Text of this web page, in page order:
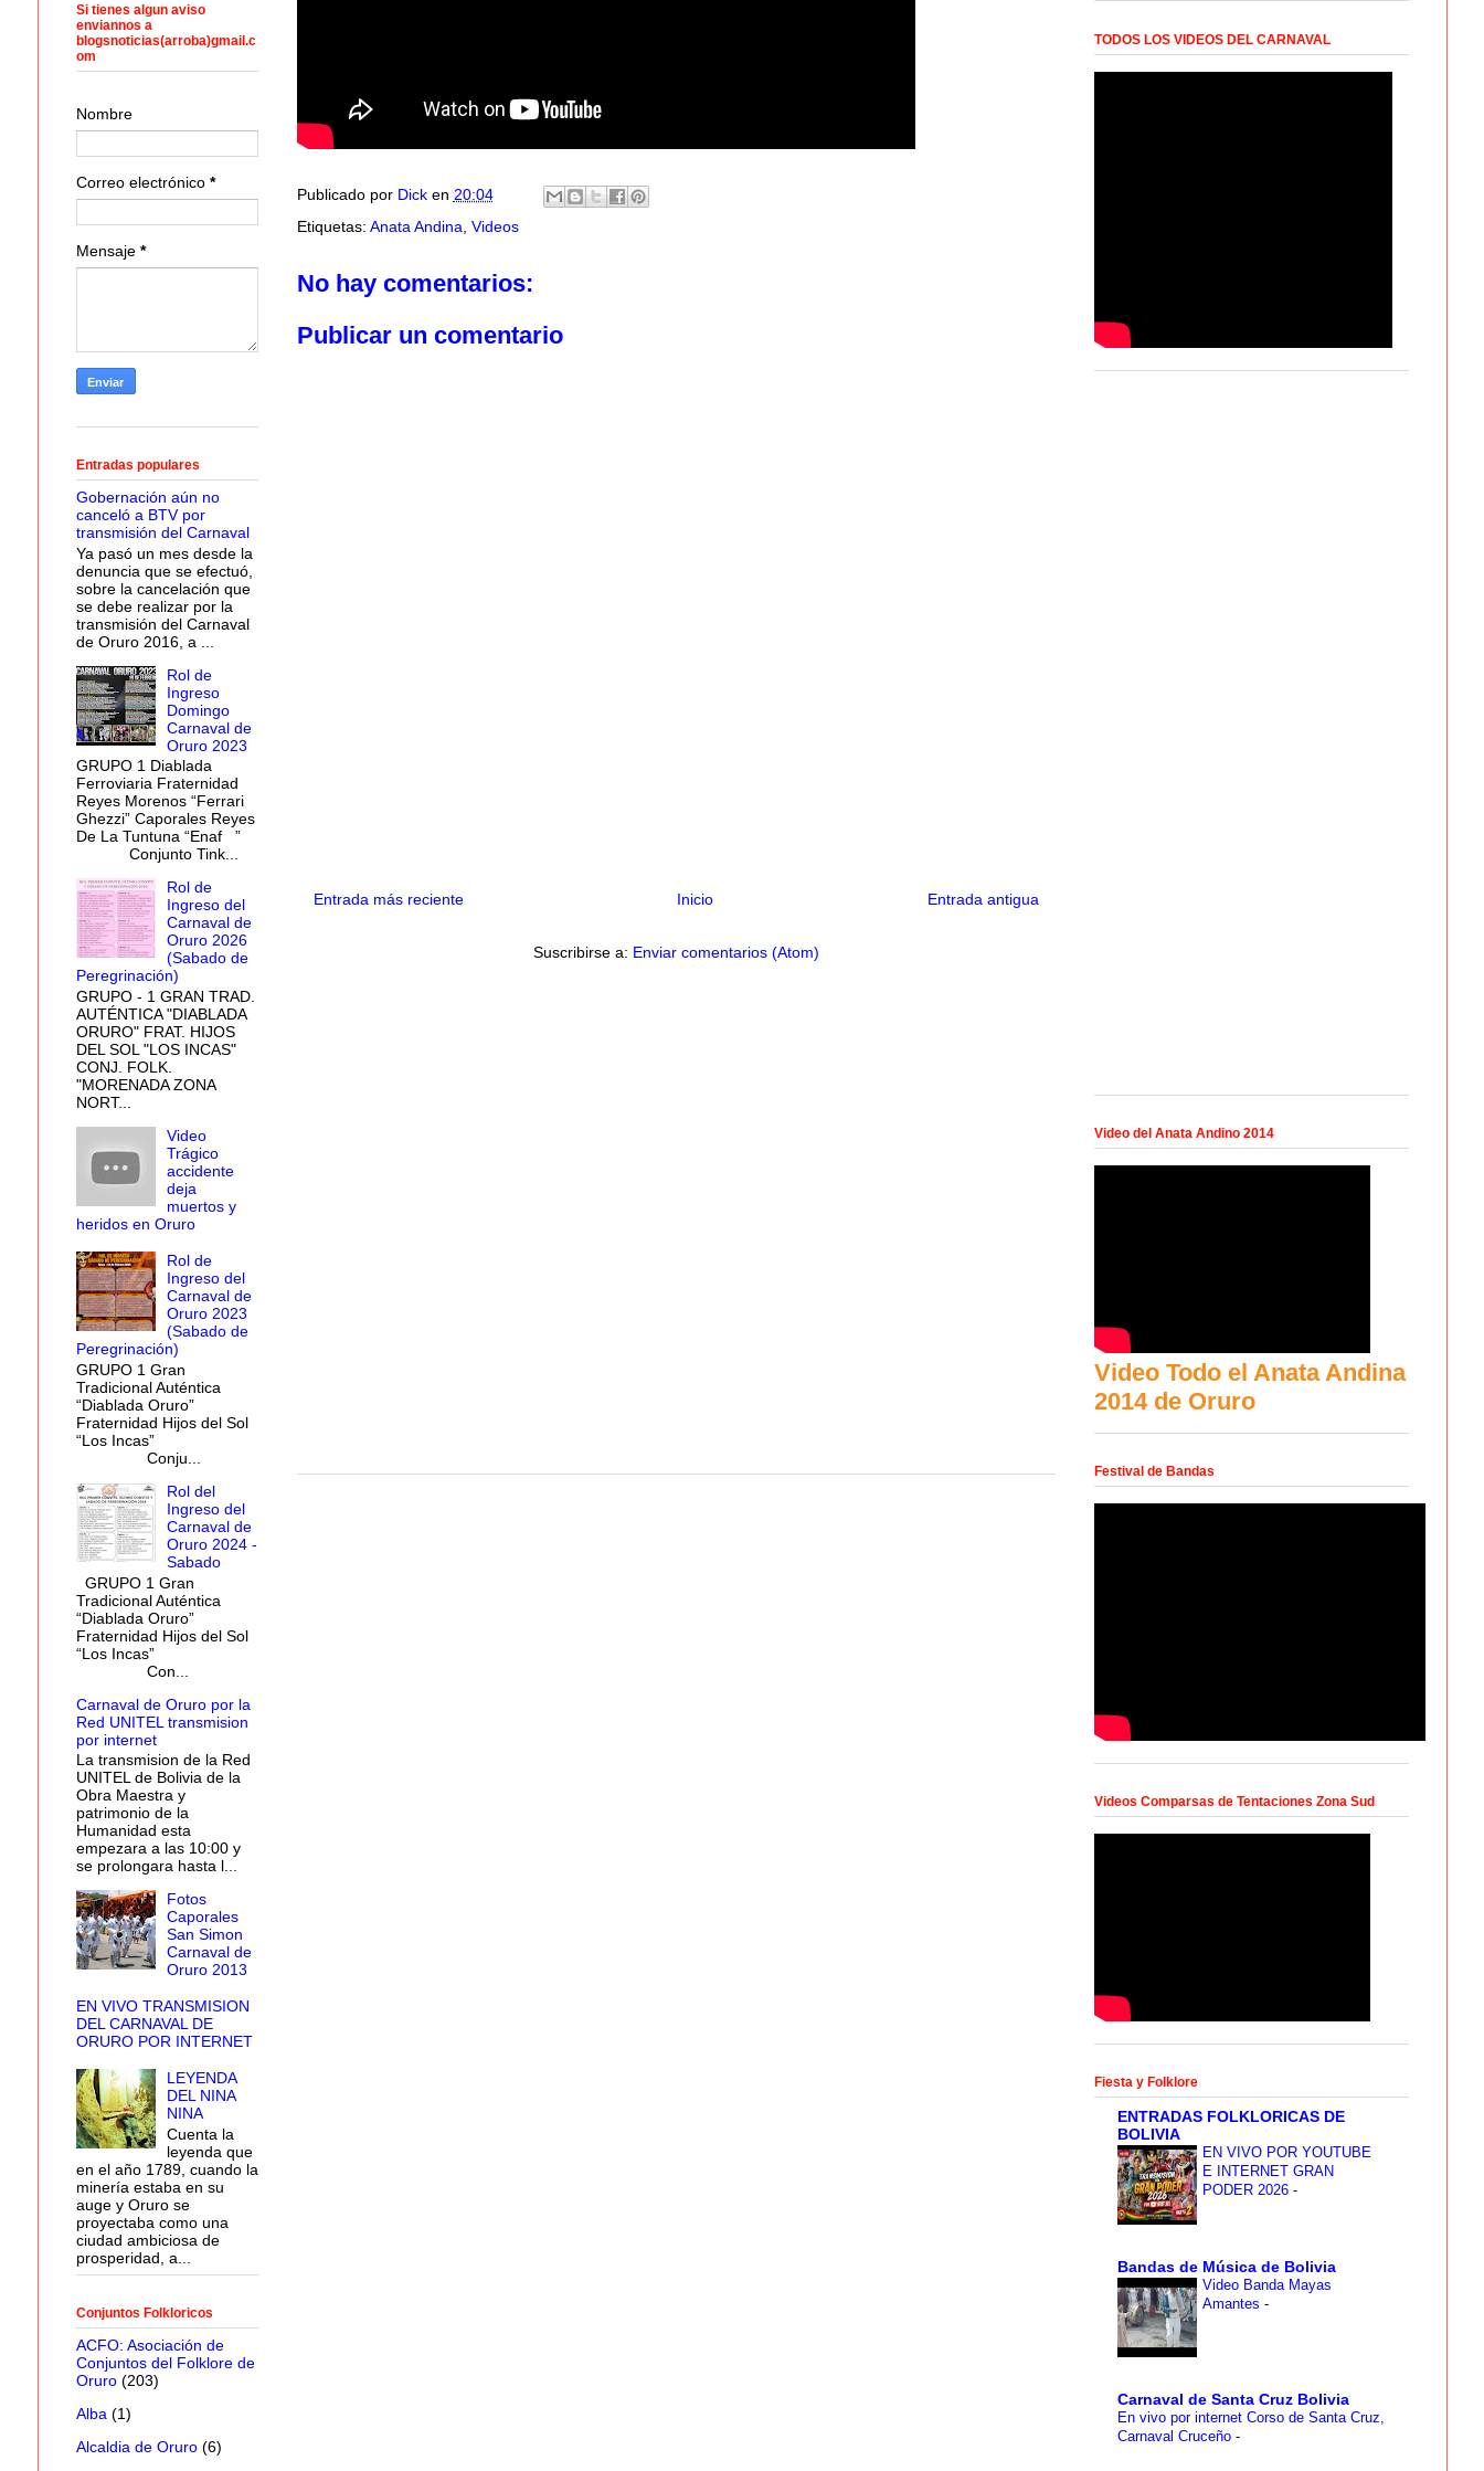
Publicado por Dick en 20:04
Etiquetas: Anata Andina Videos
No hay comentarios:
Publicar un comentario
Entrada más reciente Entrada antigua
Inicio
Suscribirse a: Enviar comentarios (Atom)
Si tienes algun aviso
enviannos a
blogsnoticias(arroba)gmail.c
om
Nombre
Correo electrónico *
Mensaje *
Entradas populares
Gobernación aún no
canceló a BTV por
transmisión del Carnaval
Ya pasó un mes desde la
denuncia que se efectuó,
sobre la cancelación que
se debe realizar por la
transmisión del Carnaval
de Oruro 2016, a ...
Rol de
Ingreso
Domingo
Carnaval de
Oruro 2023
GRUPO 1 Diablada
Ferroviaria Fraternidad
Reyes Morenos “Ferrari
Ghezzi” Caporales Reyes
De La Tuntuna “Enaf ”
Conjunto Tink...
Rol de
Ingreso del
Carnaval de
Oruro 2026
(Sabado de
Peregrinación)
GRUPO - 1 GRAN TRAD.
AUTÉNTICA "DIABLADA
ORURO" FRAT. HIJOS
DEL SOL "LOS INCAS"
CONJ. FOLK.
"MORENADA ZONA
NORT...
Video
Trágico
accidente
deja
muertos y
heridos en Oruro
Rol de
Ingreso del
Carnaval de
Oruro 2023
(Sabado de
Peregrinación)
GRUPO 1 Gran
Tradicional Auténtica
“Diablada Oruro”
Fraternidad Hijos del Sol
“Los Incas”
Conju...
Rol del
Ingreso del
Carnaval de
Oruro 2024 -
Sabado
GRUPO 1 Gran
Tradicional Auténtica
“Diablada Oruro”
Fraternidad Hijos del Sol
“Los Incas”
Con...
Carnaval de Oruro por la
Red UNITEL transmision
por internet
La transmision de la Red
UNITEL de Bolivia de la
Obra Maestra y
patrimonio de la
Humanidad esta
empezara a las 10:00 y
se prolongara hasta l...
Fotos
Caporales
San Simon
Carnaval de
Oruro 2013
EN VIVO TRANSMISION
DEL CARNAVAL DE
ORURO POR INTERNET
LEYENDA
DEL NINA
NINA
Cuenta la
leyenda que
en el año 1789, cuando la
minería estaba en su
auge y Oruro se
proyectaba como una
ciudad ambiciosa de
prosperidad, a...
Conjuntos Folkloricos
ACFO: Asociación de
Conjuntos del Folklore de
Oruro (203)
Alba (1)
Alcaldia de Oruro (6)
TODOS LOS VIDEOS DEL CARNAVAL
Video del Anata Andino 2014
Video Todo el Anata Andina
2014 de Oruro
Festival de Bandas
Videos Comparsas de Tentaciones Zona Sud
Fiesta y Folklore
ENTRADAS FOLKLORICAS DE
BOLIVIA
EN VIVO POR YOUTUBE
E INTERNET GRAN
PODER 2026 -
Bandas de Música de Bolivia
Video Banda Mayas
Amantes -
Carnaval de Santa Cruz Bolivia
En vivo por internet Corso de Santa Cruz,
Carnaval Cruceño -